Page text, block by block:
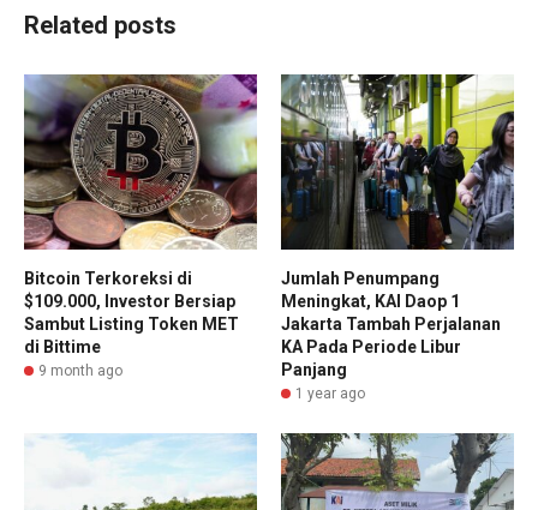
Related posts
Bitcoin Terkoreksi di
$109.000, Investor Bersiap
Sambut Listing Token MET
di Bittime
9 month ago
Jumlah Penumpang
Meningkat, KAI Daop 1
Jakarta Tambah Perjalanan
KA Pada Periode Libur
Panjang
1 year ago